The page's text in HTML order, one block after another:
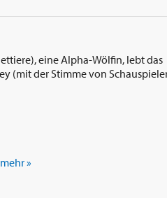
eine Alpha-Wölfin, lebt das
(mit der Stimme von
mehr »